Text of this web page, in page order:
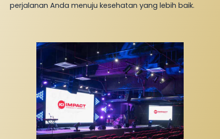
perjalanan Anda menuju kesehatan yang lebih baik.